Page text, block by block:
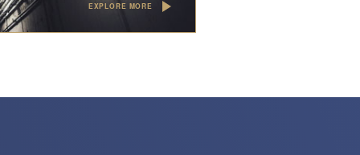
EXPLORE MORE